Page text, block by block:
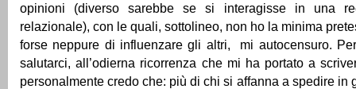
opinioni (diverso sarebbe se si interagisse in una
relazionale), con le quali, sottolineo, non ho la minima
forse neppure di influenzare gli altri, mi autocensuro.
salutarci, all’odierna ricorrenza che mi ha portato a
personalmente credo che: più di chi si affanna a spedire in